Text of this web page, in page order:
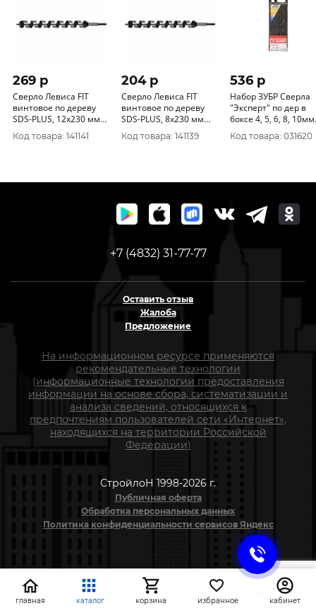
269 p
Сверло Левиса FIT
винтовое по дереву
SDS-PLUS, 12х230 мм
36284
Код товара: 141141
204 p
Сверло Левиса FIT
винтовое по дереву
SDS-PLUS, 8х230 мм
36282
Код товара: 141139
536 p
Набор ЗУБР Сверла
"Эксперт" по дер в
боксе 4, 5, 6, 8, 10мм
5шт 29421-Н5
Код товара: 031620
+7 (4832) 31-77-77
Оставить отзыв
Жалоба
Предложение
На информационном ресурсе применяются
рекомендательные технологии
(информационные технологии предоставления
информации на основе сбора, систематизации и
анализа сведений, относящихся к
предпочтениям пользователей сети «Интернет»,
находящихся на территории Российской
Федерации)
СтройлоН 1998-2026 г.
Публичная оферта
Обработка персональных данных
Политика конфиденциальности сервисов Яндекс
главная каталог корзина избранное кабинет